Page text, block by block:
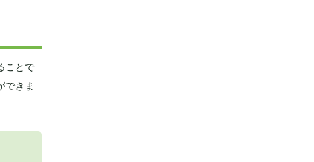
ことで
できま